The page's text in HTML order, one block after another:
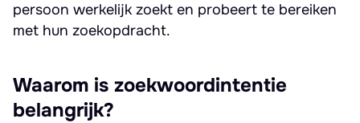
persoon werkelijk zoekt en probeert te bereiken
met hun zoekopdracht.
Waarom is zoekwoordintentie
belangrijk?